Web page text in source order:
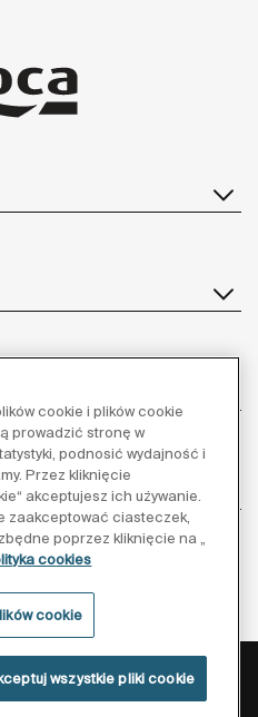
nas:
korzystania z serwisu
cookies
cookie i plików cookie
prowadzić stronę w
podnosić wydajność i
Przez kliknięcie
akceptujesz ich używanie.
zaakceptować ciasteczek,
poprzez kliknięcie na „
cookies
cookie
wszystkie pliki cookie